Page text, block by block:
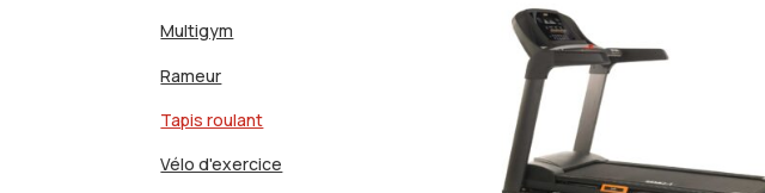
Multigym
Rameur
Tapis roulant
Vélo d'exercice